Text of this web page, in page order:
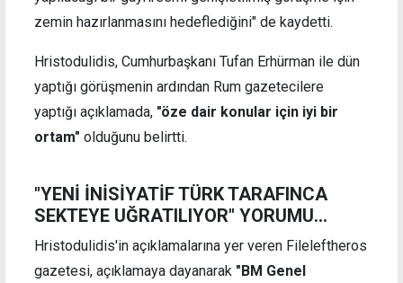
zemin hazırlanmasını hedeflediğini" de kaydetti.
Hristodulidis, Cumhurbaşkanı Tufan Erhürman ile dün
yaptığı görüşmenin ardından Rum gazetecilere
yaptığı açıklamada, "öze dair konular için iyi bir
ortam" olduğunu belirtti.
"YENİ İNİSİYATİF TÜRK TARAFINCA
SEKTEYE UĞRATILIYOR" YORUMU...
Hristodulidis'in açıklamalarına yer veren Fileleftheros
gazetesi, açıklamaya dayanarak "BM Genel